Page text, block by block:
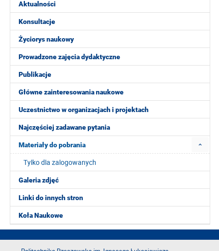
Aktualności
Konsultacje
Życiorys naukowy
Prowadzone zajęcia dydaktyczne
Publikacje
Główne zainteresowania naukowe
Uczestnictwo w organizacjach i projektach
Najczęściej zadawane pytania
Materiały do pobrania
Tylko dla zalogowanych
Galeria zdjęć
Linki do innych stron
Koła Naukowe